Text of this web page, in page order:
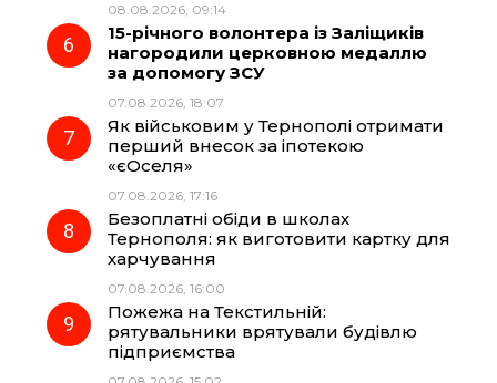
08.08.2026, 09:14
15-річного волонтера із Заліщиків
нагородили церковною медаллю
за допомогу ЗСУ
07.08.2026, 18:07
Як військовим у Тернополі отримати
перший внесок за іпотекою
«єОселя»
07.08.2026, 17:16
Безоплатні обіди в школах
Тернополя: як виготовити картку для
харчування
07.08.2026, 16:00
Пожежа на Текстильній:
рятувальники врятували будівлю
підприємства